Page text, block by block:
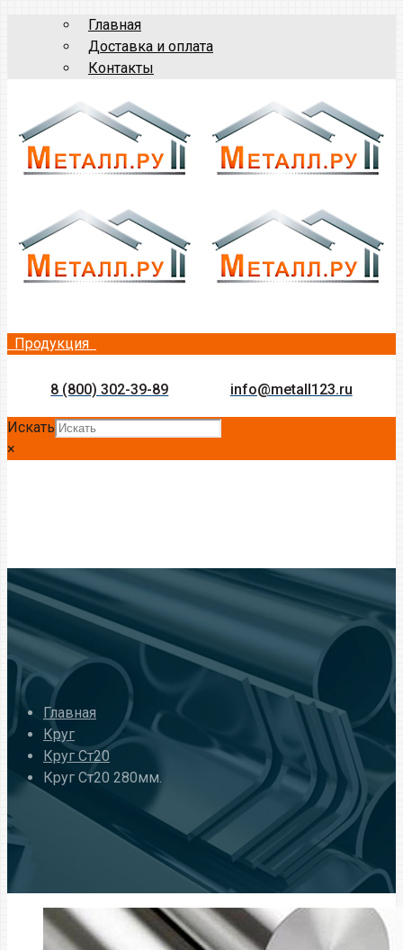
Главная
Доставка и оплата
Контакты
Продукция
8 (800) 302-39-89 info@metall123.ru
Искать
×
Главная
Круг
Круг Ст20
Круг Ст20 280мм.